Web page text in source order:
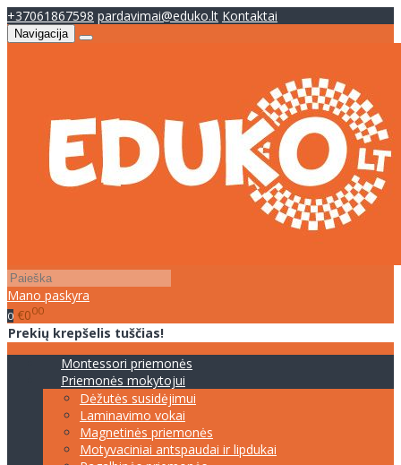
+37061867598 pardavimai@eduko.lt Kontaktai
Navigacija
Mano paskyra
0 €000
Prekių krepšelis tuščias!
Montessori priemonės
Priemonės mokytojui
Dėžutės susidėjimui
Laminavimo vokai
Magnetinės priemonės
Motyvaciniai antspaudai ir lipdukai